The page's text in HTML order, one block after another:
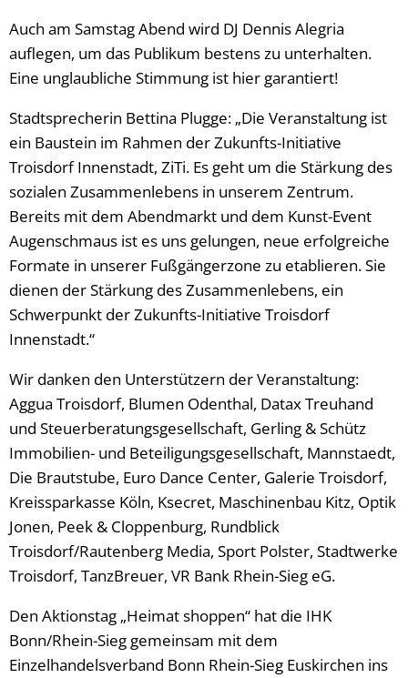
Auch am Samstag Abend wird DJ Dennis Alegria
auflegen, um das Publikum bestens zu unterhalten.
Eine unglaubliche Stimmung ist hier garantiert!
Stadtsprecherin Bettina Plugge: „Die Veranstaltung ist
ein Baustein im Rahmen der Zukunfts-Initiative
Troisdorf Innenstadt, ZiTi. Es geht um die Stärkung des
sozialen Zusammenlebens in unserem Zentrum.
Bereits mit dem Abendmarkt und dem Kunst-Event
Augenschmaus ist es uns gelungen, neue erfolgreiche
Formate in unserer Fußgängerzone zu etablieren. Sie
dienen der Stärkung des Zusammenlebens, ein
Schwerpunkt der Zukunfts-Initiative Troisdorf
Innenstadt.“
Wir danken den Unterstützern der Veranstaltung:
Aggua Troisdorf, Blumen Odenthal, Datax Treuhand
und Steuerberatungsgesellschaft, Gerling & Schütz
Immobilien- und Beteiligungsgesellschaft, Mannstaedt,
Die Brautstube, Euro Dance Center, Galerie Troisdorf,
Kreissparkasse Köln, Ksecret, Maschinenbau Kitz, Optik
Jonen, Peek & Cloppenburg, Rundblick
Troisdorf/Rautenberg Media, Sport Polster, Stadtwerke
Troisdorf, TanzBreuer, VR Bank Rhein-Sieg eG.
Den Aktionstag „Heimat shoppen“ hat die IHK
Bonn/Rhein-Sieg gemeinsam mit dem
Einzelhandelsverband Bonn Rhein-Sieg Euskirchen ins